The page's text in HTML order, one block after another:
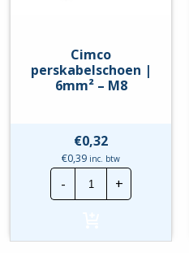
Cimco
perskabelschoen |
6mm² – M8
€0,32
€0,39 inc. btw
-
Cimco
perskabelschoen
|
M8
+